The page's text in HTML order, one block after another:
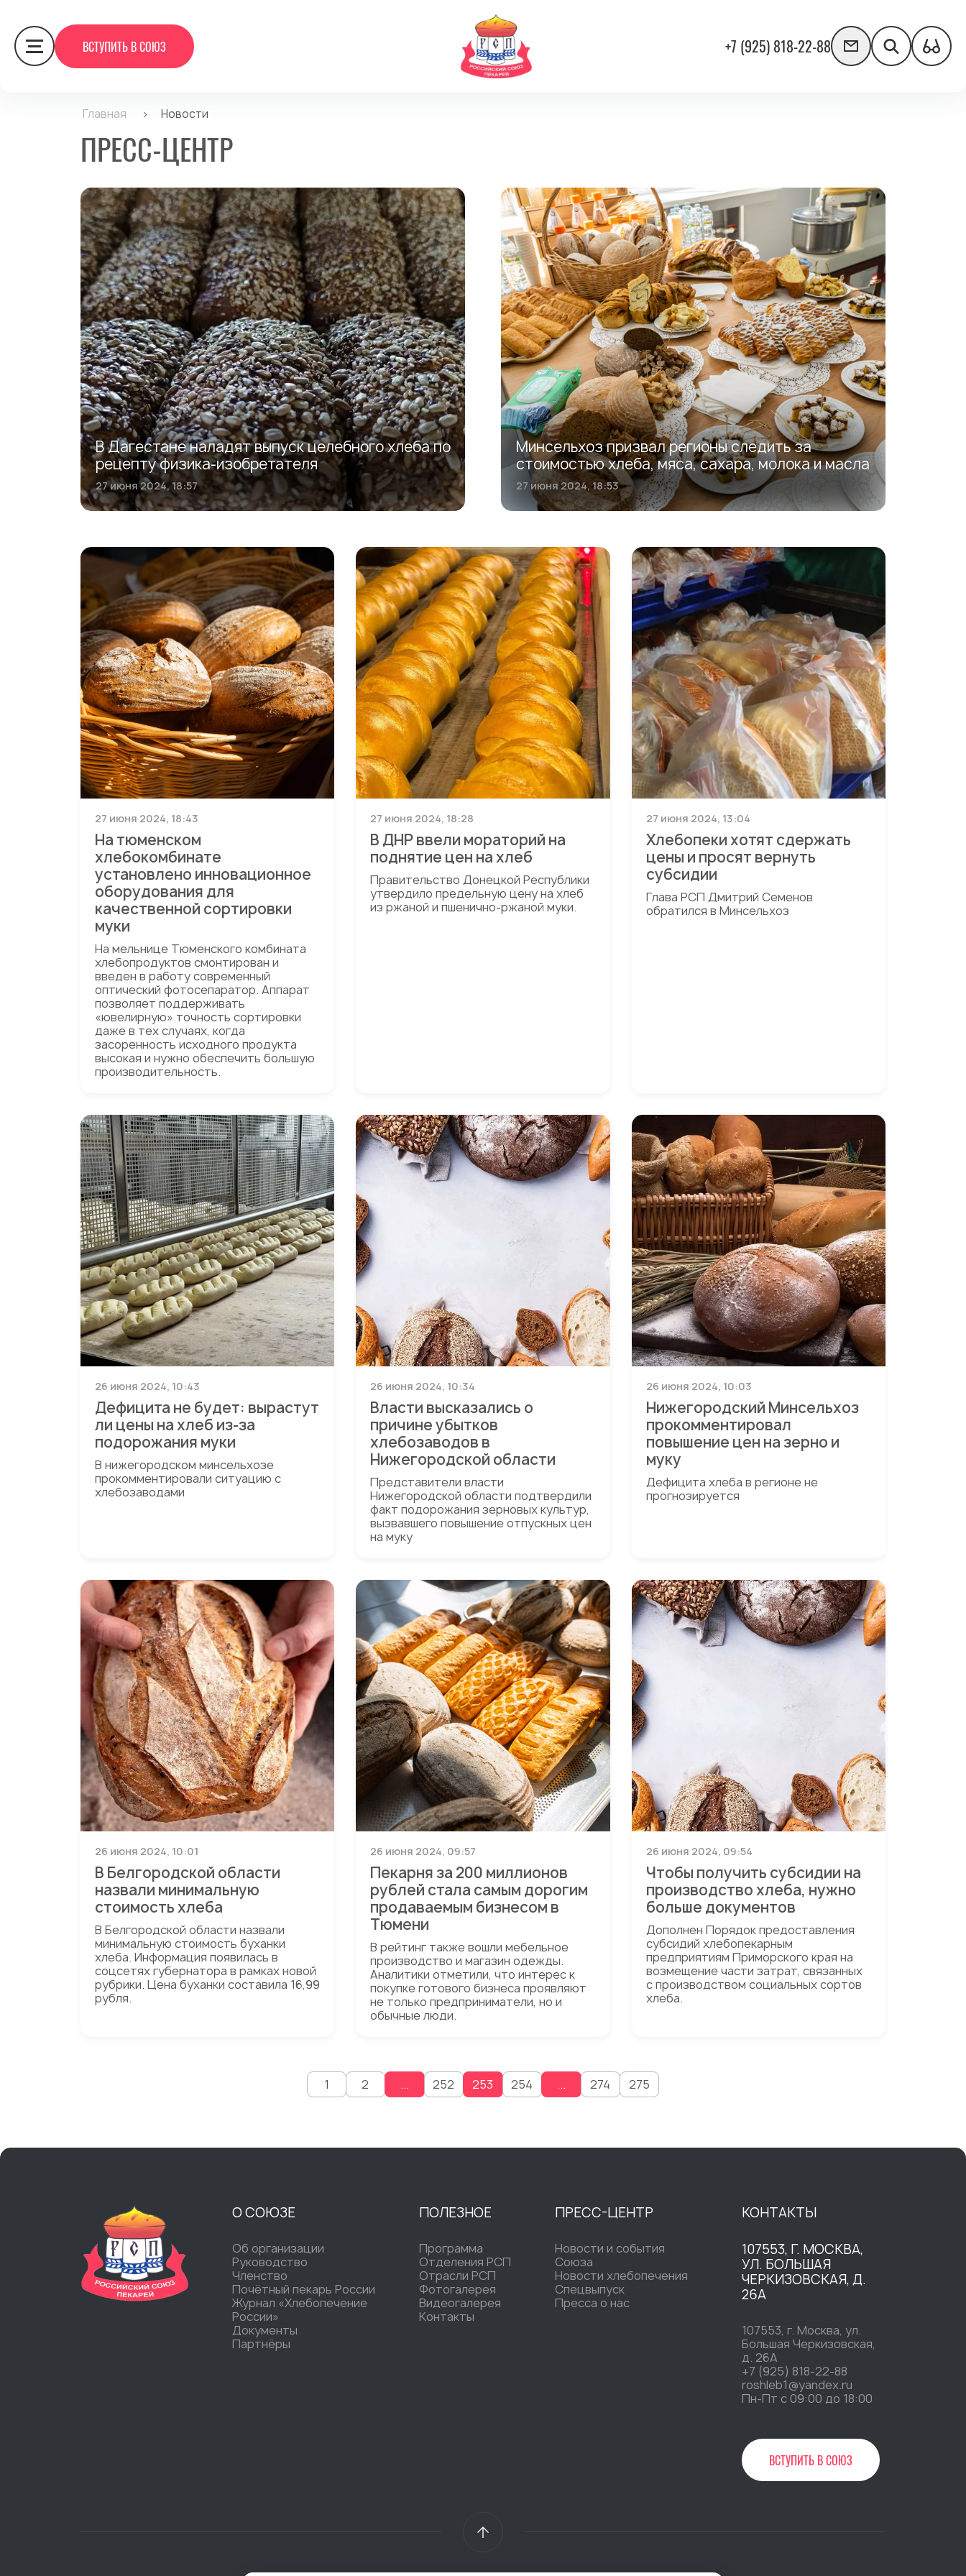
ВСТУПИТЬ В СОЮЗ +7 (925) 818-22-88
Главная > Новости
ПРЕСС-ЦЕНТР
В Дагестане наладят выпуск целебного хлеба по
рецепту физика-изобретателя
27 июня 2024, 18:57
Минсельхоз призвал регионы следить за
стоимостью хлеба, мяса, сахара, молока и масла
27 июня 2024, 18:53
На тюменском
хлебокомбинате
установлено инновационное
оборудования для
качественной сортировки
муки
27 июня 2024, 18:43
На мельнице Тюменского комбината
хлебопродуктов смонтирован и
введен в работу современный
оптический фотосепаратор. Аппарат
позволяет поддерживать
«ювелирную» точность сортировки
даже в тех случаях, когда
засоренность исходного продукта
высокая и нужно обеспечить большую
производительность.
В ДНР ввели мораторий на
поднятие цен на хлеб
27 июня 2024, 18:28
Правительство Донецкой Республики
утвердило предельную цену на хлеб
из ржаной и пшенично-ржаной муки.
Хлебопеки хотят сдержать
цены и просят вернуть
субсидии
27 июня 2024, 13:04
Глава РСП Дмитрий Семенов
обратился в Минсельхоз
Дефицита не будет: вырастут
ли цены на хлеб из-за
подорожания муки
26 июня 2024, 10:43
В нижегородском минсельхозе
прокомментировали ситуацию с
хлебозаводами
Власти высказались о
причине убытков
хлебозаводов в
Нижегородской области
26 июня 2024, 10:34
Представители власти
Нижегородской области подтвердили
факт подорожания зерновых культур,
вызвавшего повышение отпускных цен
на муку
Нижегородский Минсельхоз
прокомментировал
повышение цен на зерно и
муку
26 июня 2024, 10:03
Дефицита хлеба в регионе не
прогнозируется
В Белгородской области
назвали минимальную
стоимость хлеба
26 июня 2024, 10:01
В Белгородской области назвали
минимальную стоимость буханки
хлеба. Информация появилась в
соцсетях губернатора в рамках новой
рубрики. Цена буханки составила 16,99
рубля.
Пекарня за 200 миллионов
рублей стала самым дорогим
продаваемым бизнесом в
Тюмени
26 июня 2024, 09:57
В рейтинг также вошли мебельное
производство и магазин одежды.
Аналитики отметили, что интерес к
покупке готового бизнеса проявляют
не только предприниматели, но и
обычные люди.
Чтобы получить субсидии на
производство хлеба, нужно
больше документов
26 июня 2024, 09:54
Дополнен Порядок предоставления
субсидий хлебопекарным
предприятиям Приморского края на
возмещение части затрат, связанных
с производством социальных сортов
хлеба.
1 2 ... 252 253 254 ... 274 275
О СОЮЗЕ
Об организации
Руководство
Членство
Почётный пекарь России
Журнал «Хлебопечение
России»
Документы
Партнёры
ПОЛЕЗНОЕ
Программа
Отделения РСП
Отрасли РСП
Фотогалерея
Видеогалерея
Контакты
ПРЕСС-ЦЕНТР
Новости и события
Союза
Новости хлебопечения
Спецвыпуск
Пресса о нас
КОНТАКТЫ
107553, Г. МОСКВА,
УЛ. БОЛЬШАЯ
ЧЕРКИЗОВСКАЯ, Д.
26А
107553, г. Москва, ул.
Большая Черкизовская,
д. 26А
+7 (925) 818-22-88
roshleb1@yandex.ru
Пн-Пт c 09:00 до 18:00
ВСТУПИТЬ В СОЮЗ